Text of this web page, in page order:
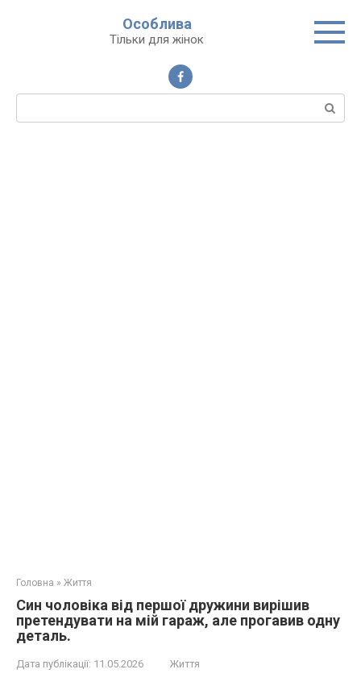
Особлива
Тільки для жінок
Пошук:
Головна » Життя
Син чоловіка від першої дружини вирішив
претендувати на мій гараж, але прогавив одну
деталь.
Дата публікації: 11.05.2026 Життя